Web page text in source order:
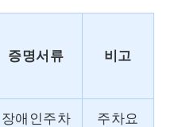
증명서류 비고
장애인주차
주차요